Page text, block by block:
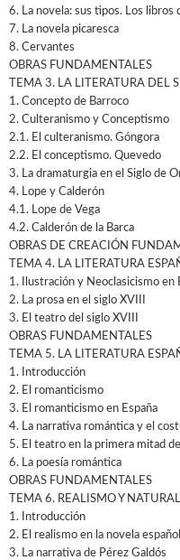
6. La novela: sus tipos. Los libros
7. La novela picaresca
8. Cervantes
OBRAS FUNDAMENTALES
TEMA 3. LA LITERATURA DEL
1. Concepto de Barroco
2. Culteranismo y Conceptismo
2.1. El culteranismo. Góngora
2.2. El conceptismo. Quevedo
3. La dramaturgia en el Siglo de
4. Lope y Calderón
4.1. Lope de Vega
4.2. Calderón de la Barca
OBRAS DE CREACIÓN
TEMA 4. LA LITERATURA
1. Ilustración y Neoclasicismo en
2. La prosa en el siglo XVIII
3. El teatro del siglo XVIII
OBRAS FUNDAMENTALES
TEMA 5. LA LITERATURA
1. Introducción
2. El romanticismo
3. El romanticismo en España
4. La narrativa romántica y el
5. El teatro en la primera mitad
6. La poesía romántica
OBRAS FUNDAMENTALES
TEMA 6. REALISMO Y
1. Introducción
2. El realismo en la novela
3. La narrativa de Pérez Galdós